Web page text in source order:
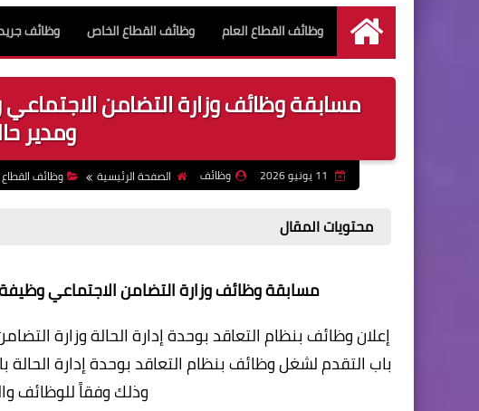
الرئيسية
وظائف القطاع العام وظائف القطاع الخاص وظائف
مسابقة وظائف وزارة التضامن
ومدير
وظائف الصفحة الرئيسية وظائف القطاع
محتويات المقال
مسابقة وظائف وزارة التضامن الاجتماعي
إعلان وظائف بنظام التعاقد بوحدة إدارة الحالة وزارة
باب التقدم لشغل وظائف بنظام التعاقد بوحدة إدارة الحالة
وذلك وفقاً للوظائف